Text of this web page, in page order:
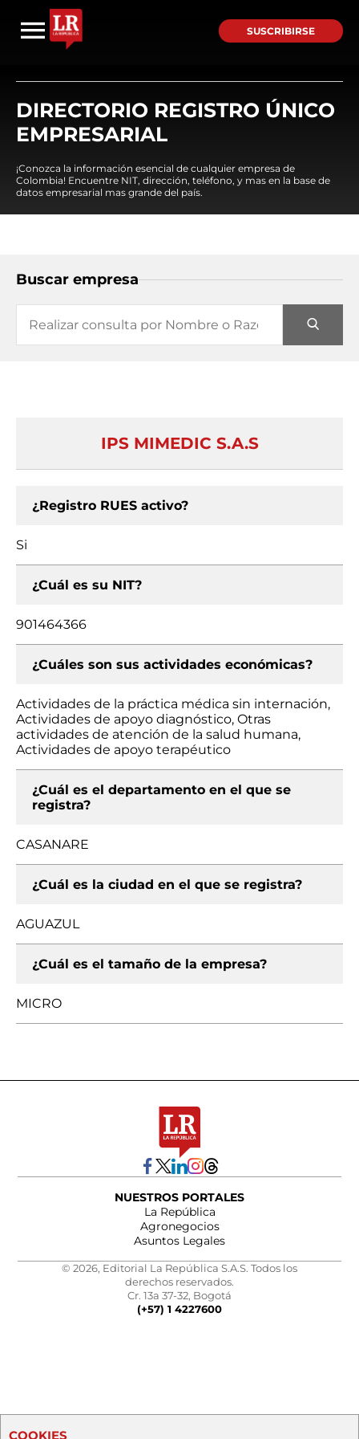
SUSCRIBIRSE
DIRECTORIO REGISTRO ÚNICO
EMPRESARIAL
¡Conozca la información esencial de cualquier empresa de
Colombia! Encuentre NIT, dirección, teléfono, y mas en la base de
datos empresarial mas grande del país.
Buscar empresa
IPS MIMEDIC S.A.S
¿Registro RUES activo?
Si
¿Cuál es su NIT?
901464366
¿Cuáles son sus actividades económicas?
Actividades de la práctica médica sin internación,
Actividades de apoyo diagnóstico, Otras
actividades de atención de la salud humana,
Actividades de apoyo terapéutico
¿Cuál es el departamento en el que se
registra?
CASANARE
¿Cuál es la ciudad en el que se registra?
AGUAZUL
¿Cuál es el tamaño de la empresa?
MICRO
NUESTROS PORTALES
La República
Agronegocios
Asuntos Legales
© 2026, Editorial La República S.A.S. Todos los
derechos reservados.
Cr. 13a 37-32, Bogotá
(+57) 1 4227600
COOKIES